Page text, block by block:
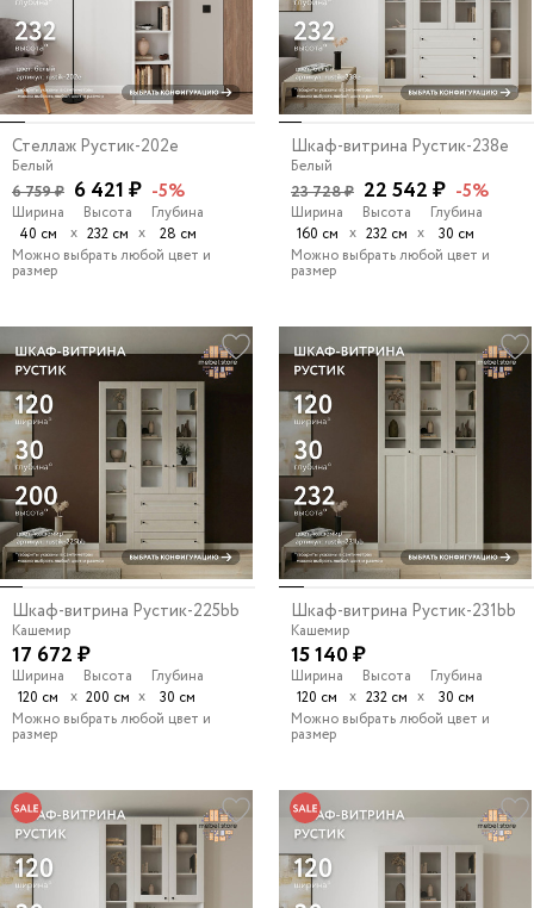
Стеллаж Рустик-202e
Белый
6 759 ₽ 6 421 ₽ -5%
Ширина
40 см
х
Высота
232 см х
Глубина
28 см
Можно выбрать любой цвет и
размер
Шкаф-витрина Рустик-238e
Белый
23 728 ₽ 22 542 ₽ -5%
Ширина
160 см х
Высота
232 см х
Глубина
30 см
Можно выбрать любой цвет и
размер
Шкаф-витрина Рустик-225bb
Кашемир
17 672 ₽
Ширина
120 см
х
Высота
200 см х
Глубина
30 см
Можно выбрать любой цвет и
размер
Шкаф-витрина Рустик-231bb
Кашемир
15 140 ₽
Ширина
120 см
х
Высота
232 см х
Глубина
30 см
Можно выбрать любой цвет и
размер